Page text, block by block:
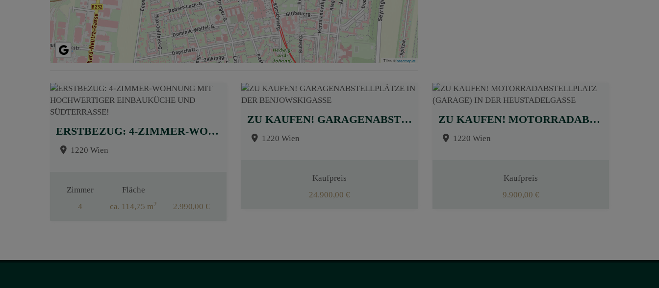
Tiles ©basemap.at
ERSTBEZUG: 4-ZIMMER-WOHNUNG MIT HOCHWERTIGER EINBAUKÜCHE UND SÜDTERRASSE!
1220 Wien
Zimmer
4
Fläche
ca. 114,75 m2 2.990,00 €
ZU KAUFEN! GARAGENABSTELLPLÄTZE IN DER BENJOWSKIGASSE
1220 Wien
Kaufpreis
24.900,00 €
ZU KAUFEN! MOTORRADABSTELLPLATZ (GARAGE) IN DER HEUSTADELGASSE
1220 Wien
Kaufpreis
9.900,00 €